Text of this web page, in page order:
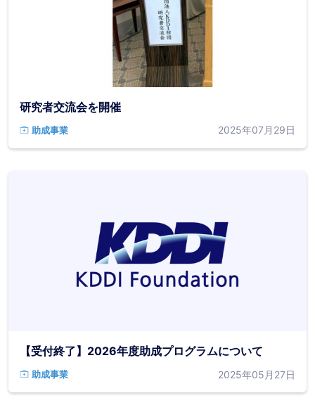
研究者交流会を開催
助成事業 2025年07月29日
【受付終了】2026年度助成プログラムについて
助成事業 2025年05月27日